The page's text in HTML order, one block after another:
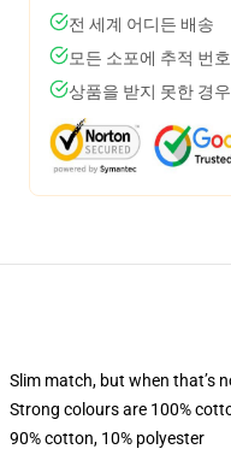
전 세계 어디든 배송
모든 소포에 추적 번
상품을 받지 못한 경
Slim match, but when that’s
Strong colours are 100%
90% cotton, 10% polyester